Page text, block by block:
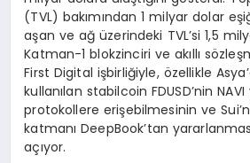
(TVL) bakımından 1 milyar dolar
aşan ve ağ üzerindeki TVL’si 1,5
Katman-1 blokzinciri ve akıllı
First Digital işbirliğiyle, özellikle
kullanılan stabilcoin FDUSD’nin
protokollere erişebilmesinin ve
katmanı DeepBook’tan
açıyor.